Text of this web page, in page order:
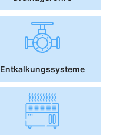
Entkalkungssysteme